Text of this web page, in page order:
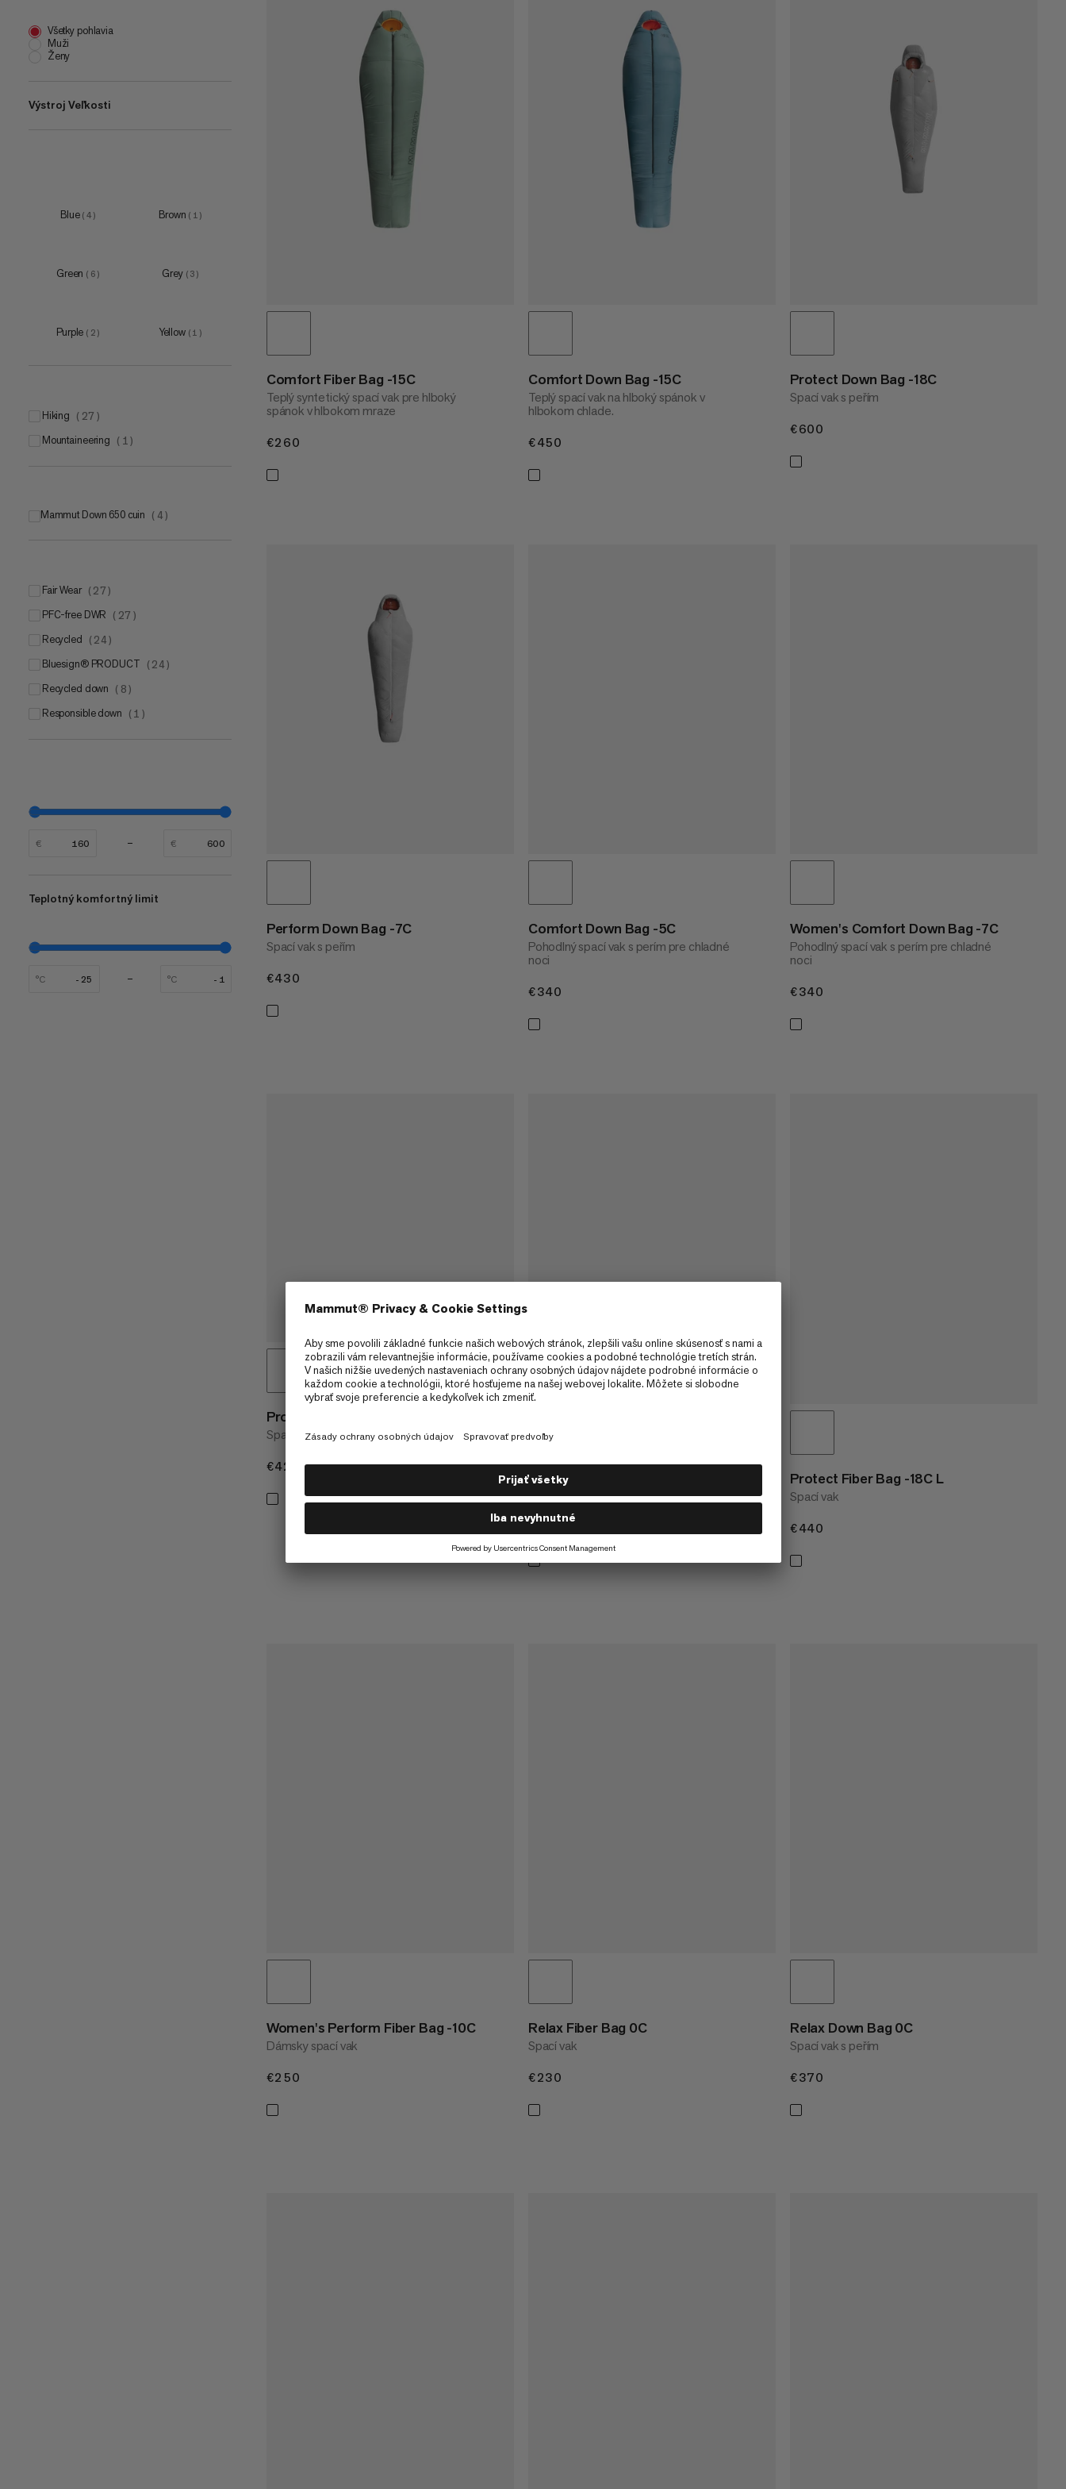
CENA VYSOKÁ AŽ NÍZKA
ČO JE NOVÉHO
Všetky pohlavia
Muži
Ženy
Výstroj Veľkosti
200 L (1 )
Blue ( 4 ) Brown ( 1 )
Green ( 6 ) Grey ( 3 )
Purple ( 2 ) Yellow ( 1 )
hiking ( 27 )
mountaineering ( 1 )
Mammut Down 650 cuin ( 4 )
Fair Wear ( 27 )
PFC-free DWR ( 27 )
Recycled ( 24 )
bluesign® PRODUCT ( 24 )
Recycled down ( 8 )
Responsible down ( 1 )
€ €
Teplotný komfortný limit
°C °C
Comfort Fiber Bag -15C
Teplý syntetický spací vak pre hlboký
spánok v hlbokom mraze
€260
Comfort Down Bag -15C
Teplý spací vak na hlboký spánok v
hlbokom chlade.
€450
Protect Down Bag -18C
Spací vak s peřím
€600
Perform Down Bag -7C
Spací vak s peřím
€430
Comfort Down Bag -5C
Pohodlný spací vak s perím pre chladné
noci
€340
Women's Comfort Down Bag -7C
Pohodlný spací vak s perím pre chladné
noci
€340
Protect Fiber Bag -18C S
Spací vak
€420 €420
Protect Fiber Bag -18C XL
Spací vak
€450
Protect Fiber Bag -18C L
Spací vak
€440
Women's Perform Fiber Bag -10C
Dámsky spací vak
€250
Relax Fiber Bag 0C
Spací vak
€230
Relax Down Bag 0C
Spací vak s peřím
€370